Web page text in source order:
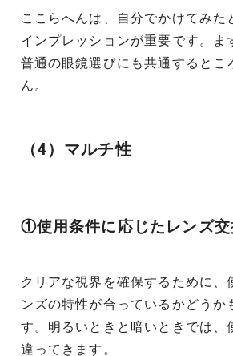
ここらへんは、自分でかけてみた
インプレッションが重要です。ま
普通の眼鏡選びにも共通するとこ
ん。
（4）マルチ性
①使用条件に応じたレンズ
クリアな視界を確保するために、
ンズの特性が合っているかどうか
す。明るいときと暗いときでは、
違ってきます。